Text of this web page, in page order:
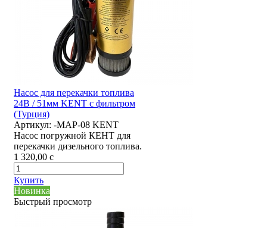
Насос для перекачки топлива
24В / 51мм KENT с фильтром
(Турция)
Артикул: -MAP-08 KENT
Насос погружной КЕНТ для
перекачки дизельного топлива.
1 320,00 c
Купить
Новинка
Быстрый просмотр